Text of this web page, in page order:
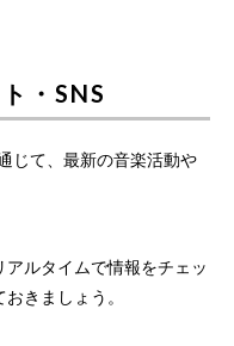
・SNS
じて、最新の音楽活動や
ルタイムで情報をチェッ
きましょう。